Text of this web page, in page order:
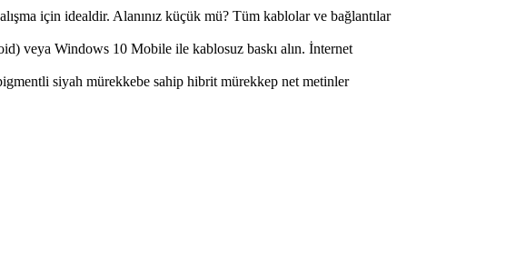
için idealdir. Alanınız küçük mü? Tüm kablolar ve bağlantılar
veya Windows 10 Mobile ile kablosuz baskı alın. İnternet
siyah mürekkebe sahip hibrit mürekkep net metinler